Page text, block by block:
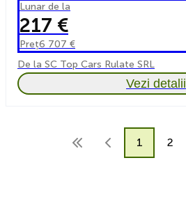
Lunar de la
217 €
Preț6 707 €
De la SC Top Cars Rulate SRL
Vezi detalii
1 2